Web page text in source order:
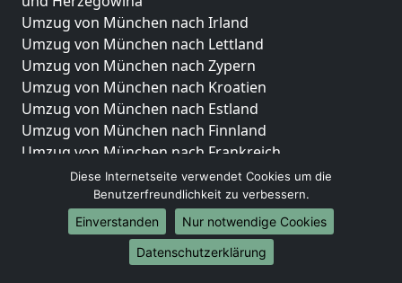
Umzug von München nach Irland
Umzug von München nach Lettland
Umzug von München nach Zypern
Umzug von München nach Kroatien
Umzug von München nach Estland
Umzug von München nach Finnland
Umzug von München nach Frankreich
Umzug von München nach Griechenland
Umzug von München nach Italien
Umzug von München nach Liechtenstein
Umzug von München nach Luxemburg
Umzug von München nach Niederlande
Diese Internetseite verwendet Cookies um die
Benutzerfreundlichkeit zu verbessern.
Einverstanden
Nur notwendige Cookies
Datenschutzerklärung